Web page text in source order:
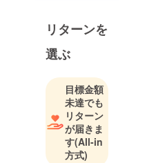
リターンを
選ぶ
目標金額
未達でも
リターン
が届きま
す(All-in
方式)